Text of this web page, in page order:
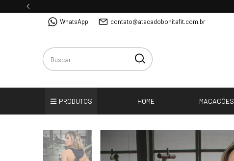
WhatsApp contato@atacadobonitafit.com.br
PRODUTOS HOME MACACÕES